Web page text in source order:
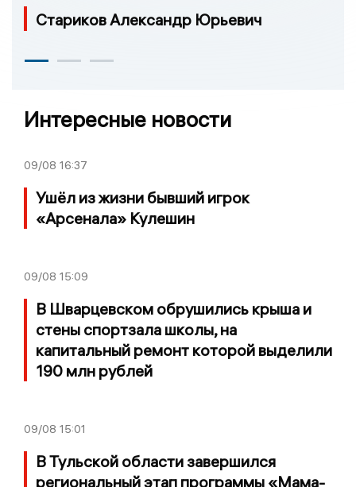
Стариков Александр Юрьевич
Интересные новости
09/08 16:37
Ушёл из жизни бывший игрок
«Арсенала» Кулешин
09/08 15:09
В Шварцевском обрушились крыша и
стены спортзала школы, на
капитальный ремонт которой выделили
190 млн рублей
09/08 15:01
В Тульской области завершился
региональный этап программы «Мама-